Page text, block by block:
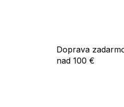
Doprava
nad 100 €